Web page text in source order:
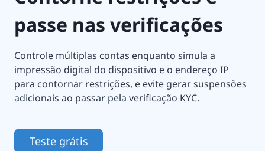
passe nas verificações
Controle múltiplas contas enquanto simula a
impressão digital do dispositivo e o endereço IP
para contornar restrições, e evite gerar suspensões
adicionais ao passar pela verificação KYC.
Teste grátis